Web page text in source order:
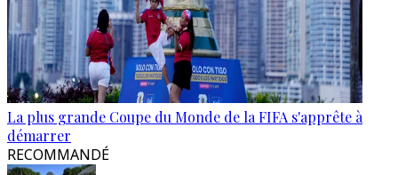
La plus grande Coupe du Monde de la FIFA s'apprête à
démarrer
RECOMMANDÉ